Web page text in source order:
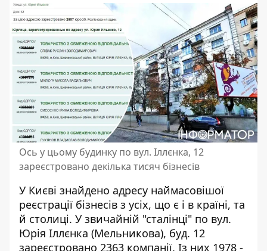
Ось у цьому будинку по вул. Іллєнка, 12
зареєстровано декілька тисяч бізнесів
У Києві знайдено адресу наймасовішої
реєстрації бізнесів з усіх, що є і в країні, та
й столиці. У звичайній "сталінці" по вул.
Юрія Іллєнка (Мельникова), буд. 12
зареєстровано 2363 компанії. Із них 1978 -